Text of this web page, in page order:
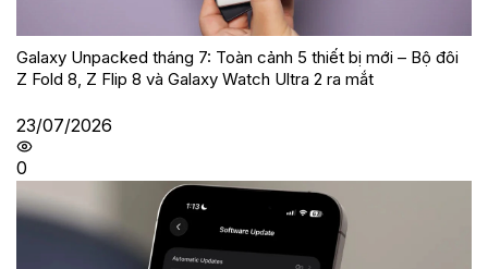
Galaxy Unpacked tháng 7: Toàn cảnh 5 thiết bị mới – Bộ đôi
Z Fold 8, Z Flip 8 và Galaxy Watch Ultra 2 ra mắt
23/07/2026
0